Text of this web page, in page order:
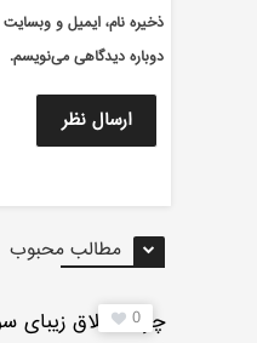
ذخیره نام، ایمیل و
دوباره دیدگاهی می‌نویسم.
مطالب محبوب
0
چرات ییلاق زیبای